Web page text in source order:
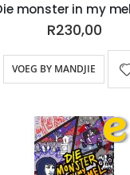
R230,00
VOEG BY MANDJIE